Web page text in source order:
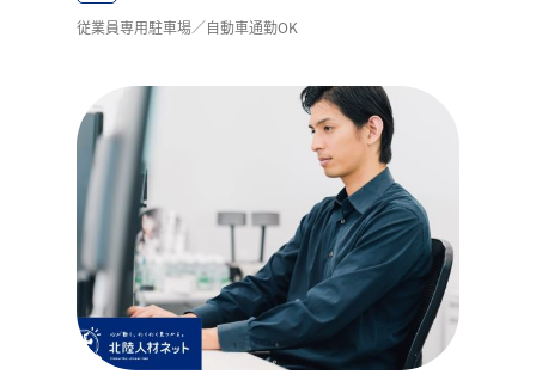
従業員専用駐車場／自動車通勤OK